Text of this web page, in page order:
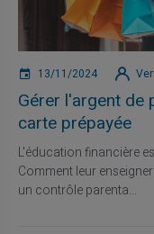
13/11/2024
Gérer l'argent de
carte prépayée
L'éducation financière
Comment leur
un contrôle parenta...